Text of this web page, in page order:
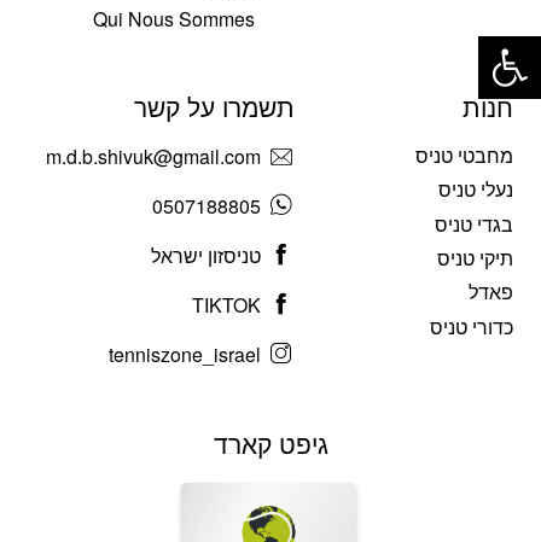
Qui Nous Sommes
חנות
מחבטי טניס
נעלי טניס
בגדי טניס
תיקי טניס
פאדל
כדורי טניס
תשמרו על קשר
m.d.b.shivuk@gmail.com
0507188805
טניסזון ישראל
TIKTOK
tenniszone_israel
גיפט קארד
פתח סרגל נגישות